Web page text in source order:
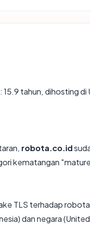
: 15.9 tahun, dihosting
robota.co.id
kematangan
TLS terhadap
dan negara